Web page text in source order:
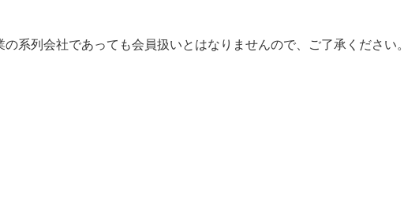
系列会社であっても会員扱いとはなりませんので、ご了承ください。